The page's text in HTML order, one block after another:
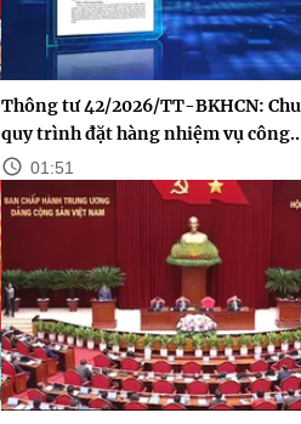
Thông tư 42/2026/TT-BKHCN:
quy trình đặt hàng nhiệm vụ
01:51